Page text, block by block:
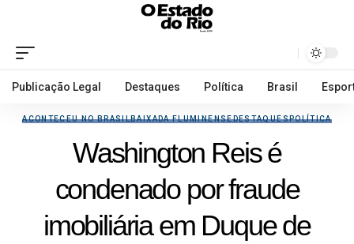
Publicação Legal Destaques Política Brasil
ACONTECEU NO BRASILBAIXADA FLUMINENSEDESTAQUESPOLÍTICA
Washington Reis é
condenado por fraude
imobiliária em Duque de